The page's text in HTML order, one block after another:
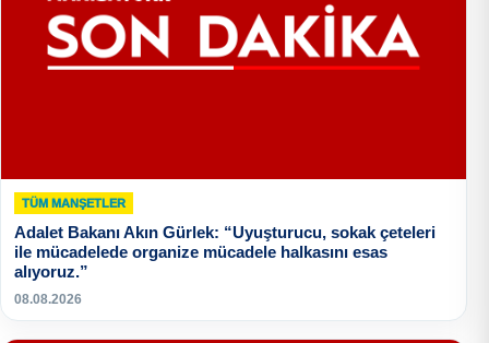
TÜM MANŞETLER
Adalet Bakanı Akın Gürlek: “Uyuşturucu, sokak çeteleri
ile mücadelede organize mücadele halkasını esas
alıyoruz.”
08.08.2026